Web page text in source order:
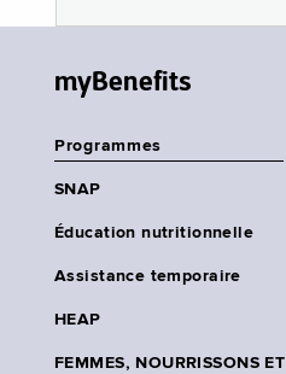
myBenefits
Programmes
SNAP
Éducation nutritionnelle
Assistance temporaire
HEAP
FEMMES, NOURRISSONS ET